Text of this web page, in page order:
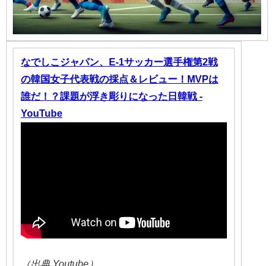
なでしこジャパン、E-1サッカー選手権第2戦
の韓国女子代表戦の採点＆レビュー！MVPは
誰だ！？課題が浮き彫りになった日韓戦 -
YouTube
（出典 Youtube）